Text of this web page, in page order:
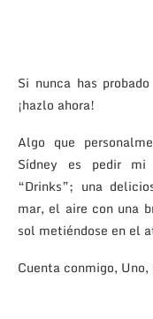
Si nunca has
¡hazlo ahora!
Algo que
Sídney es pedir mi
“Drinks”; una
mar, el aire con una
sol metiéndose en el
Cuenta conmigo,